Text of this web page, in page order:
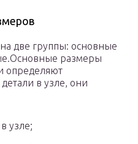
две группы: основные
размеры
определяют
в узле, они
узле;